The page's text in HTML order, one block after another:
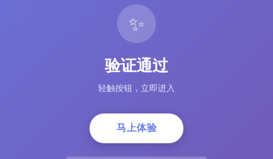
✨
验证通过
轻触按钮，立即进入
马上体验